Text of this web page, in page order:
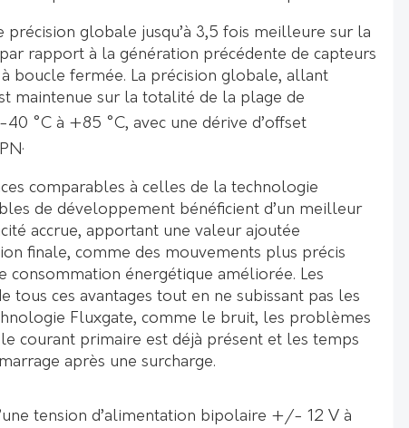
précision globale jusqu’à 3,5 fois meilleure sur la
rapport à la génération précédente de capteurs
boucle fermée. La précision globale, allant
maintenue sur la totalité de la plage de
°C à +85 °C, avec une dérive d’offset
PN.
comparables à celles de la technologie
de développement bénéficient d’un meilleur
accrue, apportant une valeur ajoutée
finale, comme des mouvements plus précis
consommation énergétique améliorée. Les
tous ces avantages tout en ne subissant pas les
Fluxgate, comme le bruit, les problèmes
courant primaire est déjà présent et les temps
après une surcharge.
tension d’alimentation bipolaire +/- 12 V à